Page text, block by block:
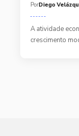
PorDiego
A atividade
crescimento